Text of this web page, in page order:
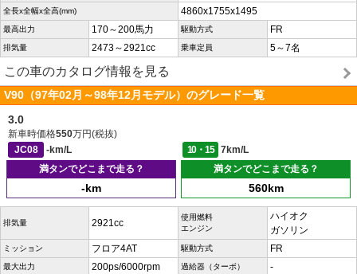
全長x全幅x全高(mm) 4860x1755x1495
最高出力 170～200馬力 駆動方式 FR
排気量 2473～2921cc 乗車定員 5～7名
この車のカタログ情報を見る
V90（97年02月～98年12月モデル）のグレード一覧
3.0
新車時価格550万円(税抜)
JC08
-km/L 10・15
7km/L
満タンでどこまで走る？
-km
満タンでどこまで走る？
560km
排気量 2921cc
使用燃料
エンジン
ハイオク
ガソリン
ミッション フロア4AT 駆動方式 FR
最大出力 200ps/6000rpm 過給器（ターボ） -